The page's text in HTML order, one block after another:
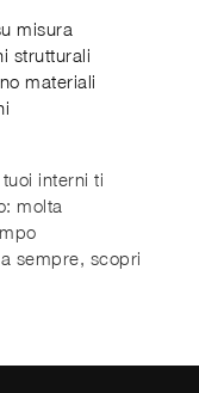
misura
strutturali
materiali
interni ti
molta
sempre, scopri